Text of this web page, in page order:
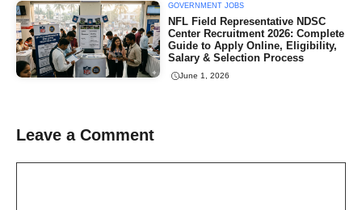
GOVERNMENT JOBS
NFL Field Representative NDSC
Center Recruitment 2026: Complete
Guide to Apply Online, Eligibility,
Salary & Selection Process
June 1, 2026
Leave a Comment